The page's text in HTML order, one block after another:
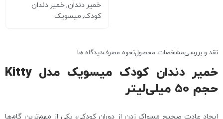
خمیر دندان,خمیر دندان
کودک, میسویک
نقد و بررسیمشخصات محصولنحوه مصرفدیدگاه ها
خمیر دندان کودک میسویک مدل Kitty
حجم 50 میلی‌لیتر
ایجاد عادت صحیح مسواک زدن از دوران کودکی، یکی از مهم‌ترین گام‌ها